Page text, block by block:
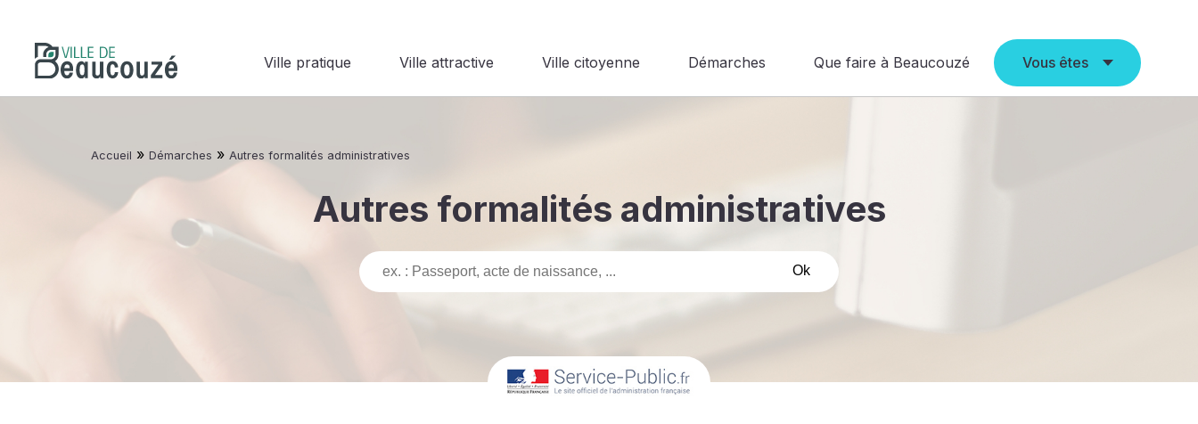
Ville pratique Ville attractive Ville citoyenne Démarches Que faire à Beaucouzé Vous êtes
Accueil » Démarches » Autres formalités administratives
Autres formalités administratives